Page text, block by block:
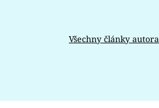
Všechny články autora